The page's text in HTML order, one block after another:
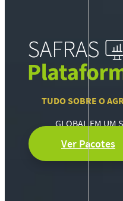
TUDO SOBRE O
GLOBAL EM UM
Ver Pacotes